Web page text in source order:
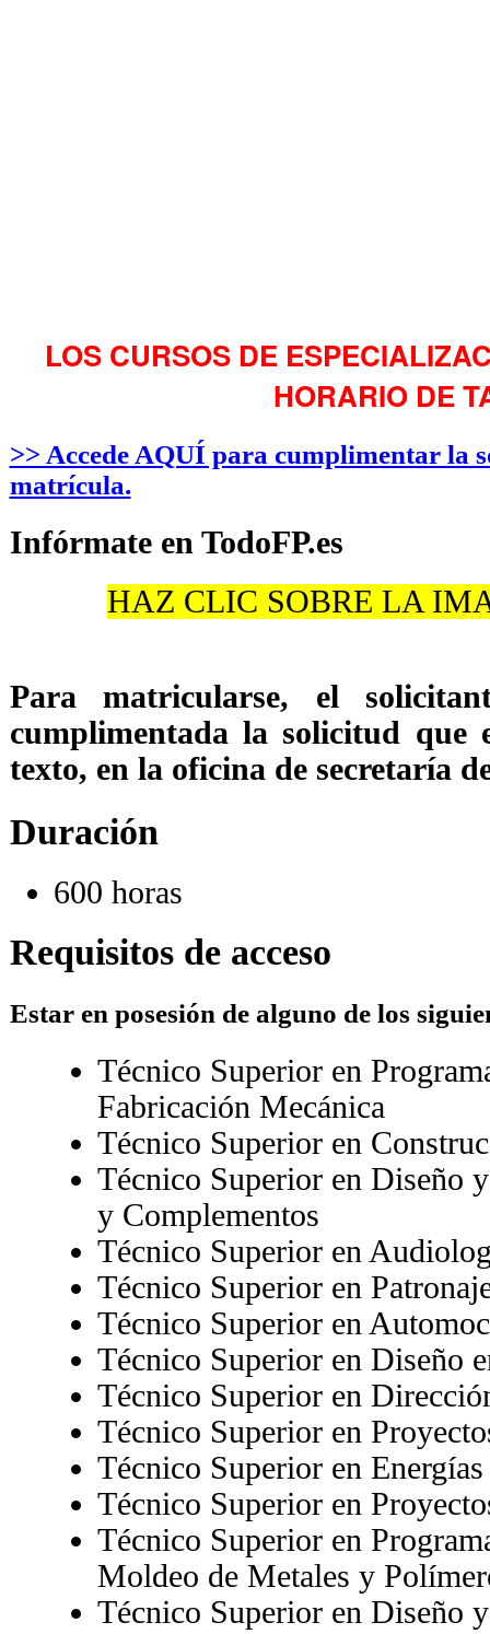
LOS CURSOS DE
HORARIO DE
>> Accede AQUÍ para cumplimentar la
matrícula.
Infórmate en TodoFP.es
HAZ CLIC SOBRE LA
Para matricularse, el
cumplimentada la solicitud que
texto, en la oficina de secretaría
Duración
600 horas
Requisitos de acceso
Estar en posesión de alguno de los
Técnico Superior en
Fabricación Mecánica
Técnico Superior en
Técnico Superior en Diseño
y Complementos
Técnico Superior en
Técnico Superior en
Técnico Superior en
Técnico Superior en Diseño
Técnico Superior en
Técnico Superior en
Técnico Superior en
Técnico Superior en
Técnico Superior en
Moldeo de Metales y
Técnico Superior en Diseño